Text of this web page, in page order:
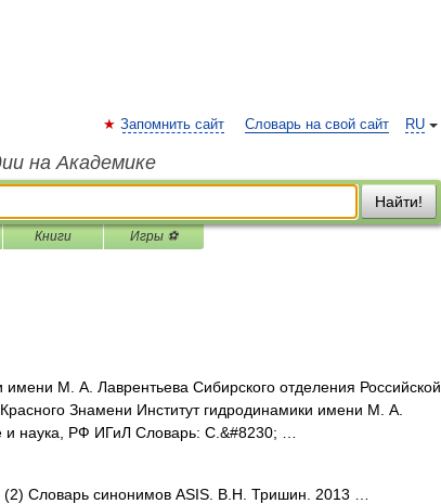
RU
Запомнить сайт Словарь на свой сайт
на Академике
Найти!
Книги Игры ⚽
М. А. Лаврентьева Сибирского отделения Российской
Знамени Институт гидродинамики имени М. А.
и наука, РФ ИГиЛ Словарь: С.&#8230; …
Словарь синонимов ASIS. В.Н. Тришин. 2013 …